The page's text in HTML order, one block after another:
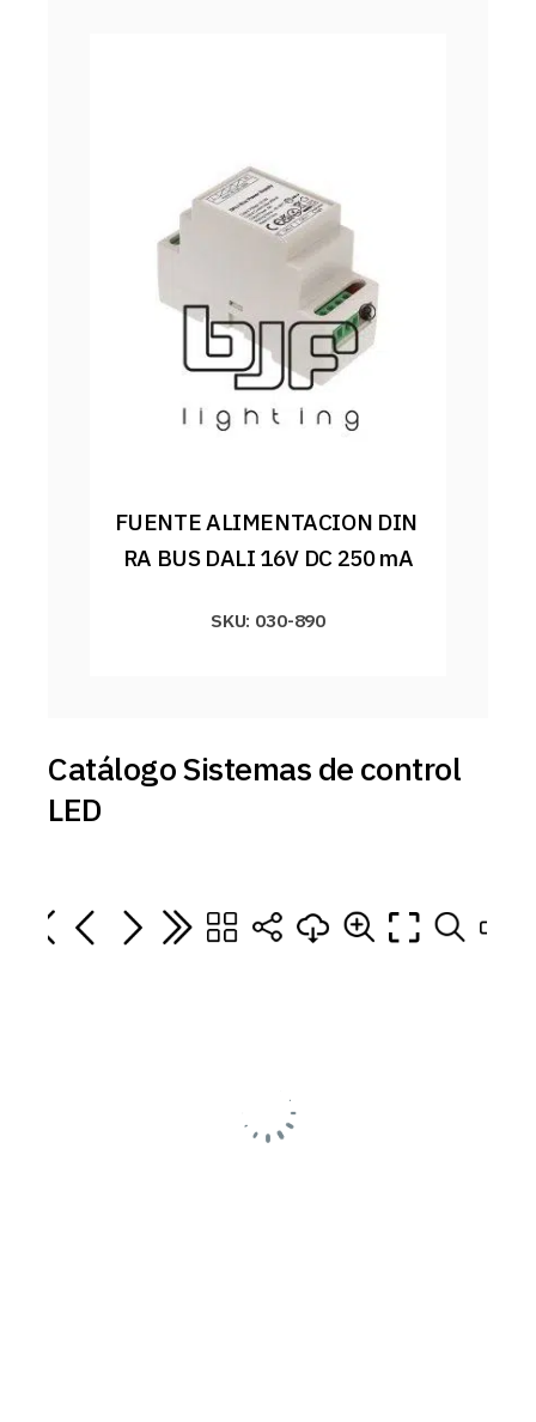
FUENTE ALIMENTACION DIN
RA BUS DALI 16V DC 250 mA
SKU: 030-890
Catálogo Sistemas de control
LED